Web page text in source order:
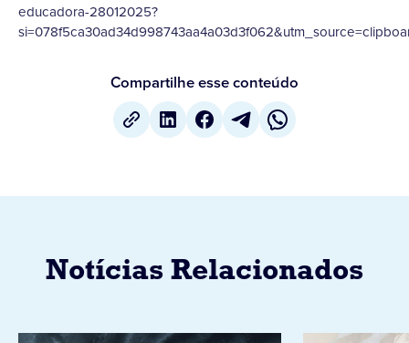
educadora-28012025?
Compartilhe esse conteúdo
Notícias Relacionados